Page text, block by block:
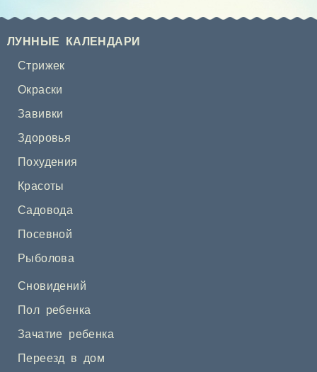
ЛУННЫЕ КАЛЕНДАРИ
Стрижек
Окраски
Завивки
Здоровья
Похудения
Красоты
Садовода
Посевной
Рыболова
Сновидений
Пол ребенка
Зачатие ребенка
Переезд в дом